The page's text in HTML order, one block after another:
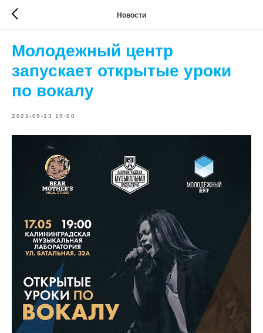
Новости
Молодежный центр
запускает открытые уроки
по вокалу
2021-05-13 19:00